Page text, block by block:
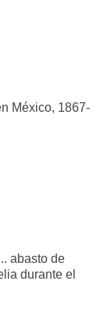
México, 1867-
abasto de
durante el